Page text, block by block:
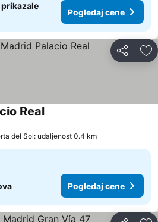
prikazale
Pogledaj cene
Deli
RealPogledaj cene
del Sol: udaljenost 0.4 km
Pogledaj cene